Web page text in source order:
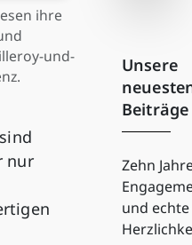
ihre
und-
nur
Unsere
Beiträge
Zehn
und echte